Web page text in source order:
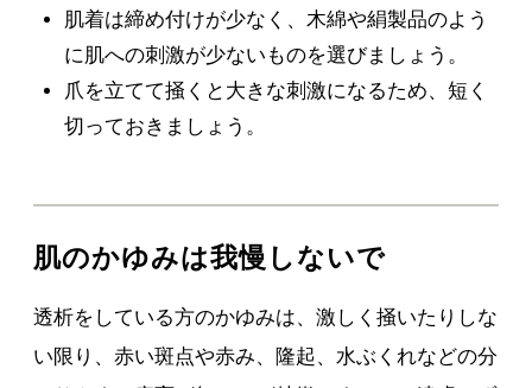
肌着は締め付けが少なく、木綿や絹製品のよう
に肌への刺激が少ないものを選びましょう。
爪を立てて掻くと大きな刺激になるため、短く
切っておきましょう。
肌のかゆみは我慢しないで
透析をしている方のかゆみは、激しく掻いたりしな
い限り、赤い斑点や赤み、隆起、水ぶくれなどの分